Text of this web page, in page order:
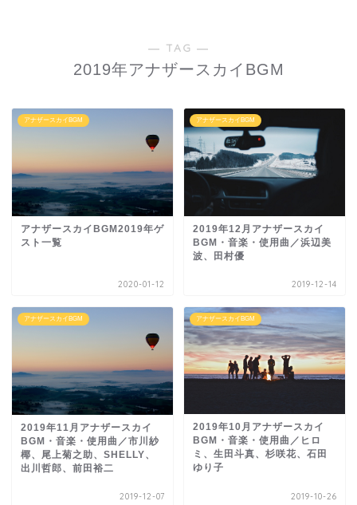
― TAG ―
2019年アナザースカイBGM
アナザースカイBGM
アナザースカイBGM2019年ゲ
スト一覧
2020-01-12
アナザースカイBGM
2019年12月アナザースカイ
BGM・音楽・使用曲／浜辺美
波、田村優
2019-12-14
アナザースカイBGM
2019年11月アナザースカイ
BGM・音楽・使用曲／市川紗
椰、尾上菊之助、SHELLY、
出川哲郎、前田裕二
2019-12-07
アナザースカイBGM
2019年10月アナザースカイ
BGM・音楽・使用曲／ヒロ
ミ、生田斗真、杉咲花、石田
ゆり子
2019-10-26